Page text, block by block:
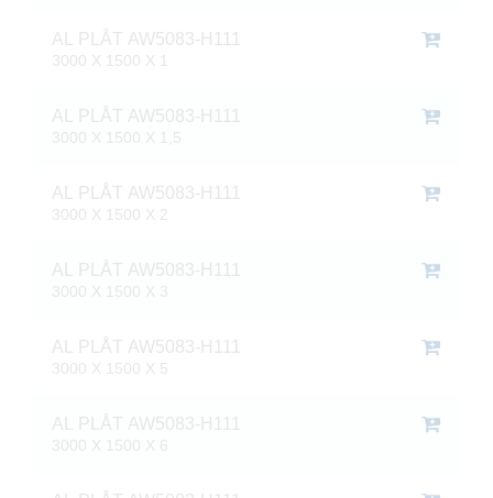
AL PLÅT AW5083-H111
3000 X 1500 X 1
AL PLÅT AW5083-H111
3000 X 1500 X 1,5
AL PLÅT AW5083-H111
3000 X 1500 X 2
AL PLÅT AW5083-H111
3000 X 1500 X 3
AL PLÅT AW5083-H111
3000 X 1500 X 5
AL PLÅT AW5083-H111
3000 X 1500 X 6